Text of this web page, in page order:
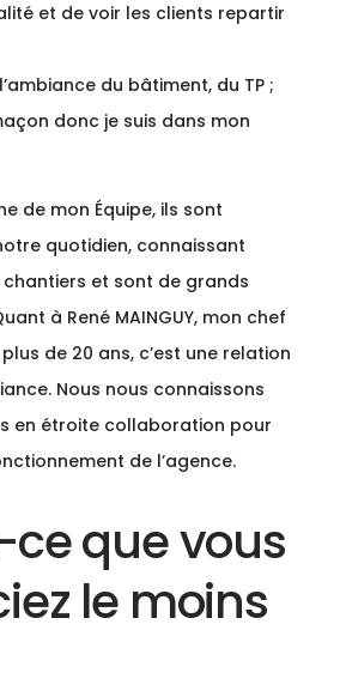
et de voir les clients repartir
du bâtiment, du TP ;
donc je suis dans mon
de mon Équipe, ils sont
quotidien, connaissant
et sont de grands
à René MAINGUY, mon chef
de 20 ans, c’est une relation
Nous nous connaissons
en étroite collaboration pour
de l’agence.
ce que vous
le moins